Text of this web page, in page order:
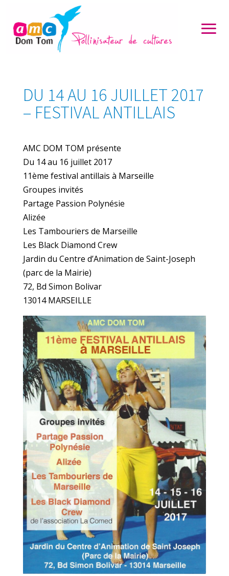
DU 14 AU 16 JUILLET 2017
– FESTIVAL ANTILLAIS
AMC DOM TOM présente
Du 14 au 16 juillet 2017
11ème festival antillais à Marseille
Groupes invités
Partage Passion Polynésie
Alizée
Les Tambouriers de Marseille
Les Black Diamond Crew
Jardin du Centre d’Animation de Saint-Joseph
(parc de la Mairie)
72, Bd Simon Bolivar
13014 MARSEILLE